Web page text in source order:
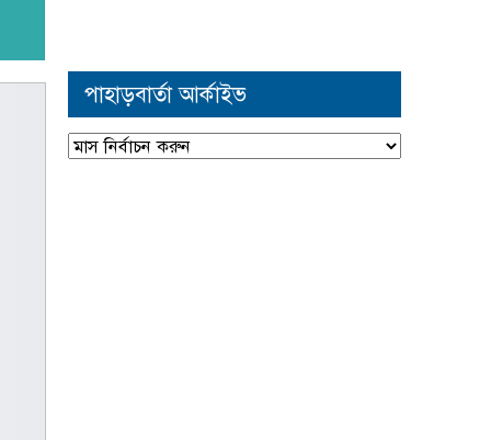
পাহাড়বার্তা আর্কাইভ
পাহাড়বার্তা
আর্কাইভ